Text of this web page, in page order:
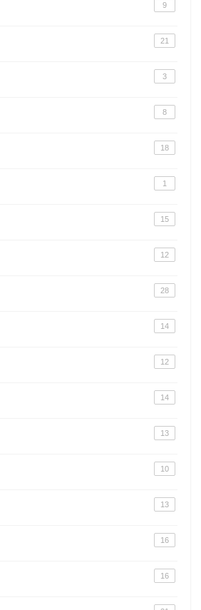
9
21
3
8
18
1
15
12
28
14
12
14
13
10
13
16
16